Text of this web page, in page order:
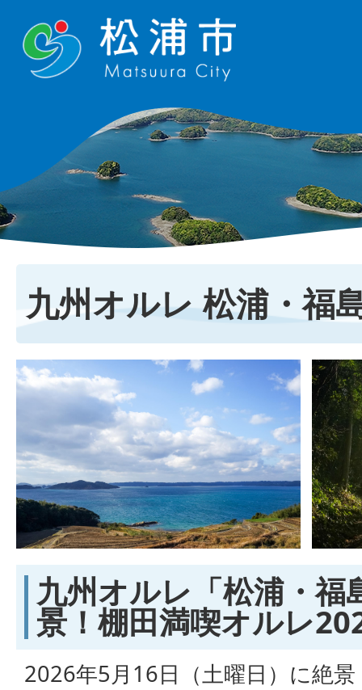
九州オルレ 松浦・福
九州オルレ「松浦・福
景！棚田満喫オルレ
2026年5月16日（土曜日）に絶